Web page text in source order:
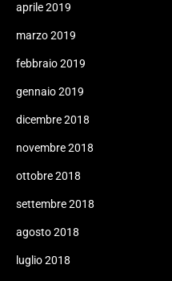
aprile 2019
marzo 2019
febbraio 2019
gennaio 2019
dicembre 2018
novembre 2018
ottobre 2018
settembre 2018
agosto 2018
luglio 2018